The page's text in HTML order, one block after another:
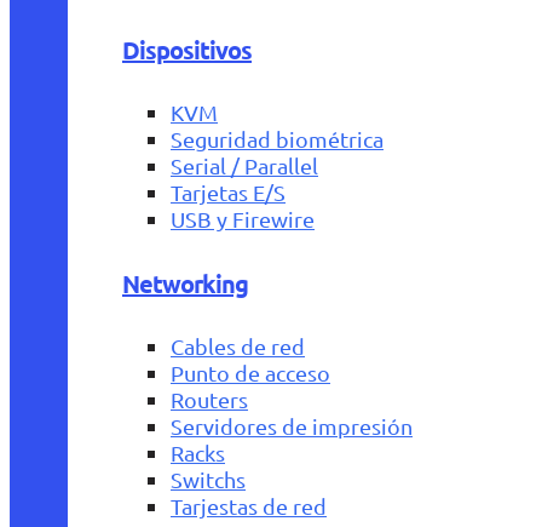
Dispositivos
KVM
Seguridad biométrica
Serial / Parallel
Tarjetas E/S
USB y Firewire
Networking
Cables de red
Punto de acceso
Routers
Servidores de impresión
Racks
Switchs
Tarjestas de red